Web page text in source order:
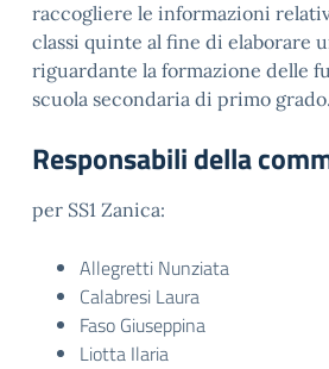
raccogliere le informazioni
classi quinte al fine di elaborare
riguardante la formazione delle
scuola secondaria di primo grado.
Responsabili della
per SS1 Zanica:
Allegretti Nunziata
Calabresi Laura
Faso Giuseppina
Liotta Ilaria